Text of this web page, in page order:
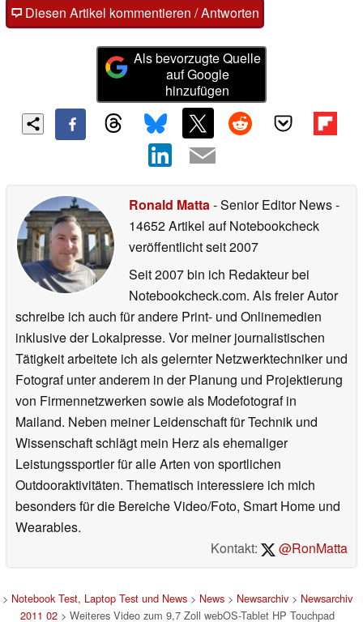
Diesen Artikel kommentieren / Antworten
Als bevorzugte Quelle
auf Google
hinzufügen
Ronald Matta- Senior Editor News-
14652 Artikel auf Notebookcheck
veröffentlichtseit 2007
Seit 2007 bin ich Redakteur bei
Notebookcheck.com. Als freier Autor
schreibe ich auch für andere Print- und Onlinemedien
inklusive der Lokalpresse. Vor meiner journalistischen
Tätigkeit arbeitete ich als gelernter Netzwerktechniker und
Fotograf unter anderem in der Planung und Projektierung
von Firmennetzwerken sowie als Modefotograf in
Mailand. Neben meiner Leidenschaft für Technik und
Wissenschaft schlägt mein Herz als ehemaliger
Leistungssportler für alle Arten von sportlichen
Outdooraktivitäten. Thematisch interessiere ich mich
besonders für die Bereiche Video/Foto, Smart Home und
Wearables.
Kontakt:
@RonMatta
> Notebook Test, Laptop Test und News > News > Newsarchiv > Newsarchiv
2011 02 > Weiteres Video zum 9,7 Zoll webOS-Tablet HP Touchpad